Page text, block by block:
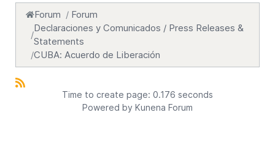
Forum
Forum
Declaraciones y Comunicados / Press Releases &
Statements
CUBA: Acuerdo de Liberación
Time to create page: 0.176 seconds
Powered by Kunena Forum